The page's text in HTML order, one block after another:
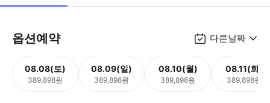
옵션예약 다른날짜
08.08(토)
389,898원
08.09(일)
389,898원
08.10(월)
389,898원
08.11(화)
389,898원